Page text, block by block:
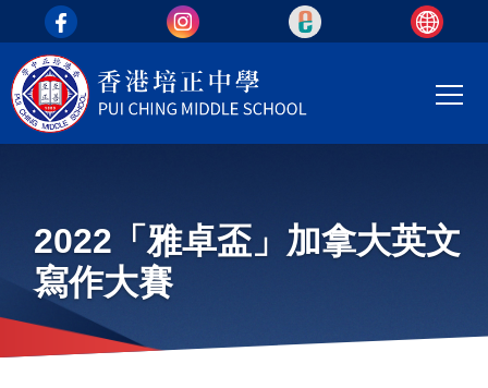
移至主內容
top_area
2022「雅卓盃」加拿大英文
寫作大賽